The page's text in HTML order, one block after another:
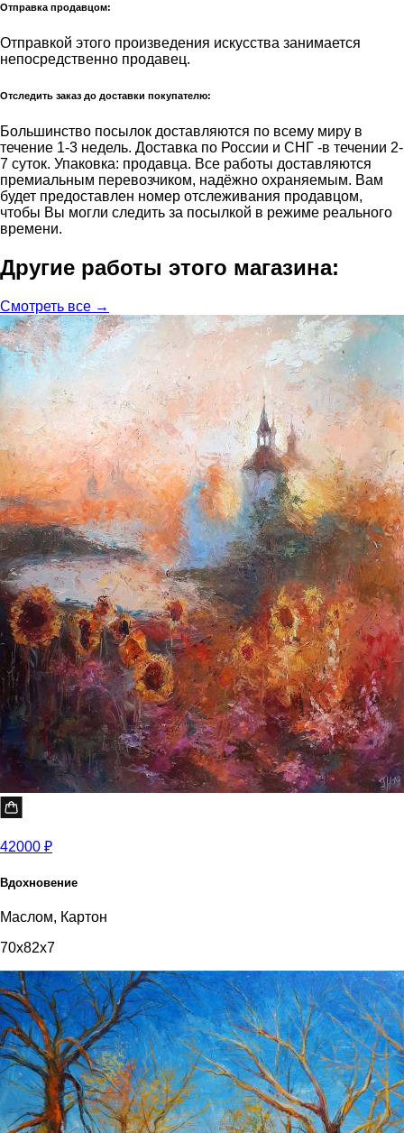
Отправка продавцом:
Отправкой этого произведения искусства занимается
непосредственно продавец.
Отследить заказ до доставки покупателю:
Большинство посылок доставляются по всему миру в
течение 1-3 недель. Доставка по России и СНГ -в течении 2-
7 суток. Упаковка: продавца. Все работы доставляются
премиальным перевозчиком, надёжно охраняемым. Вам
будет предоставлен номер отслеживания продавцом,
чтобы Вы могли следить за посылкой в режиме реального
времени.
Другие работы этого магазина:
Смотреть все →
42000 ₽
Вдохновение
Маслом, Картон
70x82x7